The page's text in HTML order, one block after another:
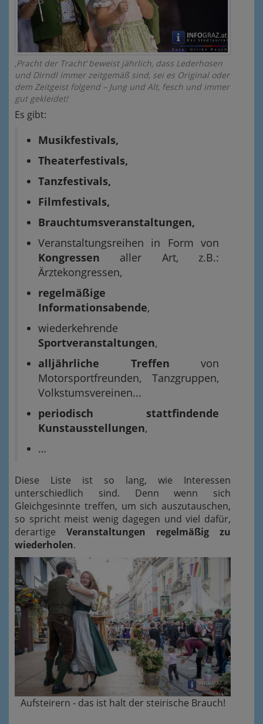
‚Pracht der Tracht‘ beweist jährlich, dass Lederhosen
und Dirndl immer zeitgemäß sind, sei es Original oder
dem Zeitgeist folgend – Jung und Alt, fesch und immer
gut gekleidet!
Es gibt:
Musikfestivals,
Theaterfestivals,
Tanzfestivals,
Filmfestivals,
Brauchtumsveranstaltungen,
Veranstaltungsreihen in Form von
Kongressen aller Art, z.B.:
Ärztekongressen,
regelmäßige
Informationsabende,
wiederkehrende
Sportveranstaltungen,
alljährliche Treffen von
Motorsportfreunden, Tanzgruppen,
Volkstumsvereinen...
periodisch stattfindende
Kunstausstellungen,
…
Diese Liste ist so lang, wie Interessen
unterschiedlich sind. Denn wenn sich
Gleichgesinnte treffen, um sich auszutauschen,
so spricht meist wenig dagegen und viel dafür,
derartige Veranstaltungen regelmäßig zu
wiederholen.
Aufsteirern - das ist halt der steirische Brauch!